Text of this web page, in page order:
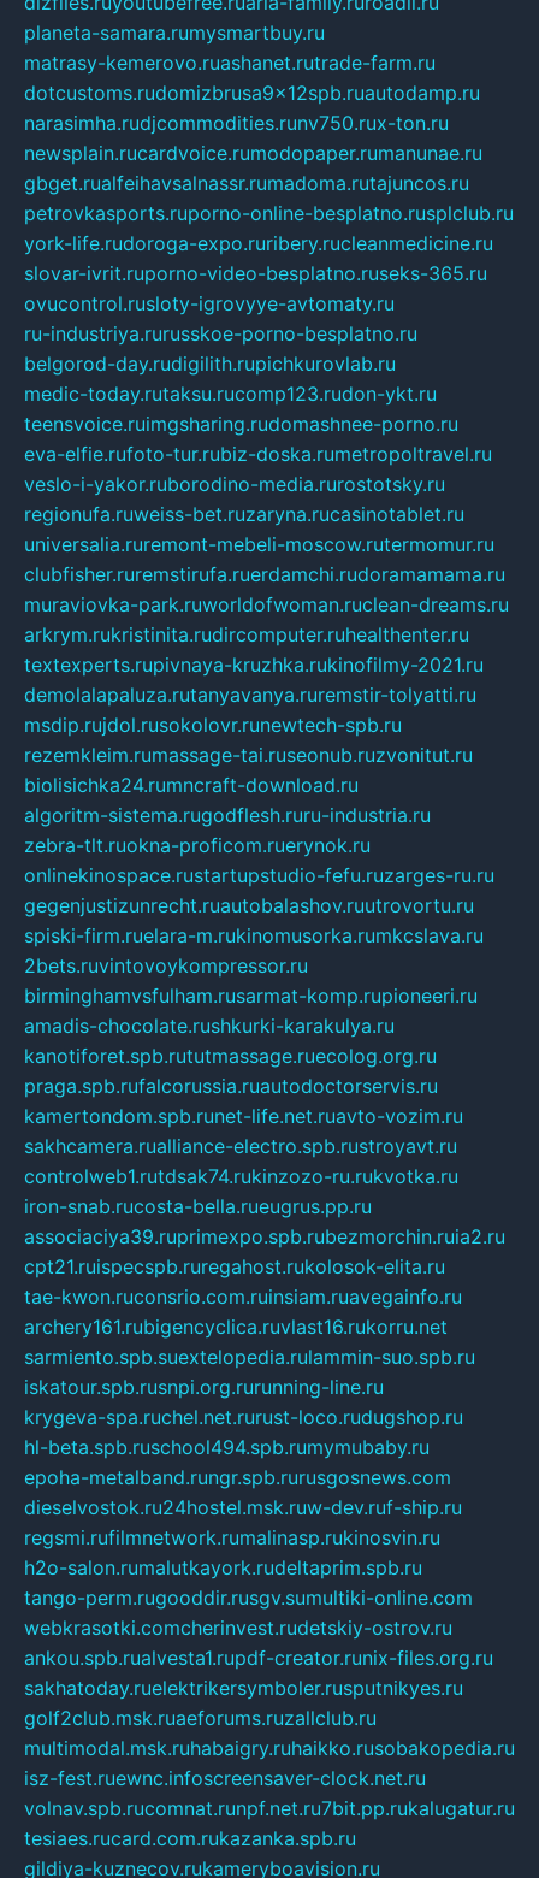
planeta-samara.rumysmartbuy.ru
matrasy-kemerovo.ruashanet.rutrade-farm.ru
dotcustoms.rudomizbrusa9x12spb.ruautodamp.ru
narasimha.rudjcommodities.runv750.rux-ton.ru
newsplain.rucardvoice.rumodopaper.rumanunae.ru
gbget.rualfeihavsalnassr.rumadoma.rutajuncos.ru
petrovkasports.ruporno-online-besplatno.rusplclub.ru
york-life.rudoroga-expo.ruribery.rucleanmedicine.ru
slovar-ivrit.ruporno-video-besplatno.ruseks-365.ru
ovucontrol.rusloty-igrovyye-avtomaty.ru
ru-industriya.rurusskoe-porno-besplatno.ru
belgorod-day.rudigilith.rupichkurovlab.ru
medic-today.rutaksu.rucomp123.rudon-ykt.ru
teensvoice.ruimgsharing.rudomashnee-porno.ru
eva-elfie.rufoto-tur.rubiz-doska.rumetropoltravel.ru
veslo-i-yakor.ruborodino-media.rurostotsky.ru
regionufa.ruweiss-bet.ruzaryna.rucasinotablet.ru
universalia.ruremont-mebeli-moscow.rutermomur.ru
clubfisher.ruremstirufa.ruerdamchi.rudoramamama.ru
muraviovka-park.ruworldofwoman.ruclean-dreams.ru
arkrym.rukristinita.rudircomputer.ruhealthenter.ru
textexperts.rupivnaya-kruzhka.rukinofilmy-2021.ru
demolalapaluza.rutanyavanya.ruremstir-tolyatti.ru
msdip.rujdol.rusokolovr.runewtech-spb.ru
rezemkleim.rumassage-tai.ruseonub.ruzvonitut.ru
biolisichka24.rumncraft-download.ru
algoritm-sistema.rugodflesh.ruru-industria.ru
zebra-tlt.ruokna-proficom.ruerynok.ru
onlinekinospace.rustartupstudio-fefu.ruzarges-ru.ru
gegenjustizunrecht.ruautobalashov.ruutrovortu.ru
spiski-firm.ruelara-m.rukinomusorka.rumkcslava.ru
2bets.ruvintovoykompressor.ru
birminghamvsfulham.rusarmat-komp.rupioneeri.ru
amadis-chocolate.rushkurki-karakulya.ru
kanotiforet.spb.rututmassage.ruecolog.org.ru
praga.spb.rufalcorussia.ruautodoctorservis.ru
kamertondom.spb.runet-life.net.ruavto-vozim.ru
sakhcamera.rualliance-electro.spb.rustroyavt.ru
controlweb1.rutdsak74.rukinzozo-ru.rukvotka.ru
iron-snab.rucosta-bella.rueugrus.pp.ru
associaciya39.ruprimexpo.spb.rubezmorchin.ruia2.ru
cpt21.ruispecspb.ruregahost.rukolosok-elita.ru
tae-kwon.ruconsrio.com.ruinsiam.ruavegainfo.ru
archery161.rubigencyclica.ruvlast16.rukorru.net
sarmiento.spb.suextelopedia.rulammin-suo.spb.ru
iskatour.spb.rusnpi.org.rurunning-line.ru
krygeva-spa.ruchel.net.rurust-loco.rudugshop.ru
hl-beta.spb.ruschool494.spb.rumymubaby.ru
epoha-metalband.rungr.spb.rurusgosnews.com
dieselvostok.ru24hostel.msk.ruw-dev.ruf-ship.ru
regsmi.rufilmnetwork.rumalinasp.rukinosvin.ru
h2o-salon.rumalutkayork.rudeltaprim.spb.ru
tango-perm.rugooddir.rusgv.sumultiki-online.com
webkrasotki.comcherinvest.rudetskiy-ostrov.ru
ankou.spb.rualvesta1.rupdf-creator.runix-files.org.ru
sakhatoday.ruelektrikersymboler.rusputnikyes.ru
golf2club.msk.ruaeforums.ruzallclub.ru
multimodal.msk.ruhabaigry.ruhaikko.rusobakopedia.ru
isz-fest.ruewnc.infoscreensaver-clock.net.ru
volnav.spb.rucomnat.runpf.net.ru7bit.pp.rukalugatur.ru
tesiaes.rucard.com.rukazanka.spb.ru
gildiya-kuznecov.rukameryboavision.ru